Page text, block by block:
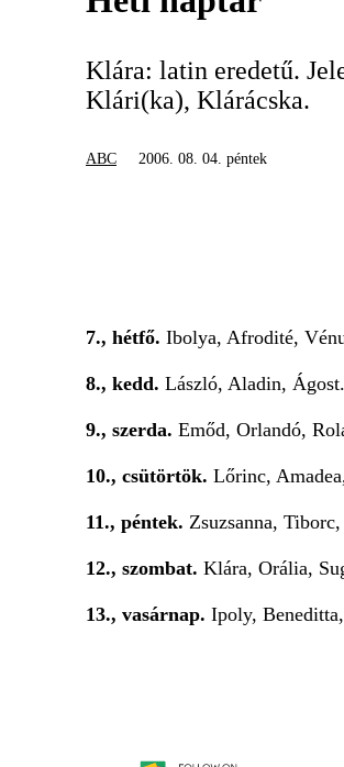
Klára: latin eredetű.
Klári(ka), Klárácska.
ABC 2006. 08. 04. péntek
7., hétfő. Ibolya, Afrodité,
8., kedd. László, Aladin, Ágost.
9., szerda. Emőd, Orlandó,
10., csütörtök. Lőrinc,
11., péntek. Zsuzsanna,
12., szombat. Klára, Orália,
13., vasárnap. Ipoly,